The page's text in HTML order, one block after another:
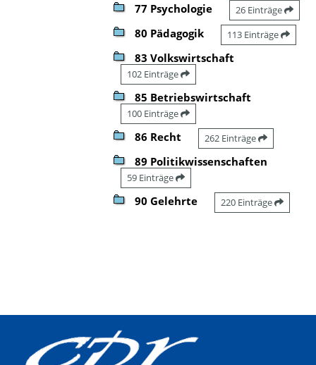
77 Psychologie 26 Einträge
80 Pädagogik 113 Einträge
83 Volkswirtschaft
102 Einträge
85 Betriebswirtschaft
100 Einträge
86 Recht 262 Einträge
89 Politikwissenschaften
59 Einträge
90 Gelehrte 220 Einträge